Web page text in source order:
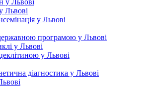
у Львові
Львові
у Львові
програмою у Львові
у Львові
у Львові
діагностика у Львові